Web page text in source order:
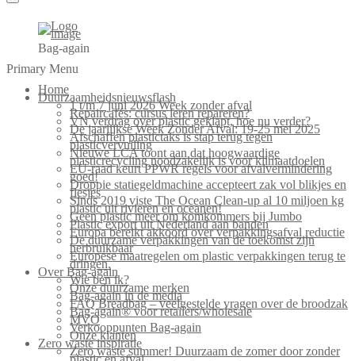
Bag-again
Primary Menu
Home
Duurzaamheidsnieuwsflash
1 t/m 7 juni 2026 Week zonder afval
Repaircafés: cursus leren repareren?
VN verdrag over plastic geklapt, hoe nu verder?
De jaarlijkse Week Zonder Afval: 19-25 mei 2025
Afschaffen plastictaks is stap terug tegen
plasticvervuiling
Nieuwe LCA toont aan dat hoogwaardige
plasticrecycling noodzakelijk is voor klimaatdoelen
EU-raad keurt PPWR regels voor afvalvermindering
goed!
Droppie statiegeldmachine accepteert zak vol blikjes en
flesjes
Sinds 2019 viste The Ocean Clean-up al 10 miljoen kg
plastic uit rivieren en oceanen!
Geen plastic meer om komkommers bij Jumbo
Plastic export uit Nederland aan banden
Europa bereikt akkoord over verpakkingsafval reductie
De duurzame verpakkingen van de toekomst zijn
herbruikbaar
Europese maatregelen om plastic verpakkingen terug te
dringen.
Over Bag-again
Wie ben ik?
Onze duurzame merken
Bag-again in de media
FAQ Breadbag – veelgestelde vragen over de broodzak
Bag-again® voor retailers/wholesale
MVO
Verkooppunten Bag-again
Onze klanten
Zero waste inspiratie
Zero waste summer! Duurzaam de zomer door zonder